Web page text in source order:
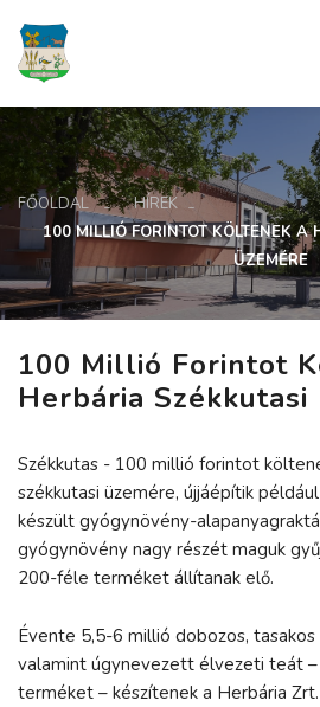
FŐOLDAL
HÍREK
100 MILLIÓ FORINTOT KÖLTENEK A
ÜZEMÉRE
100 Millió Forintot
Herbária Székkutasi
Székkutas - 100 millió forintot
székkutasi üzemére, újjáépítik
készült gyógynövény-
gyógynövény nagy részét maguk
200-féle terméket állítanak elő.
Évente 5,5-6 millió dobozos,
valamint úgynevezett élvezeti teát
terméket – készítenek a Herbária